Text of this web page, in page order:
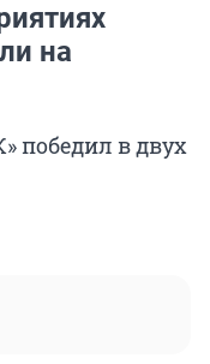
на
победил в двух